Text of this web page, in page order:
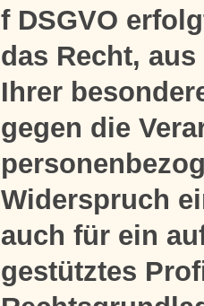
f DSGVO
das Recht,
Ihrer
gegen die
Widerspruch
auch für ein
gestütztes